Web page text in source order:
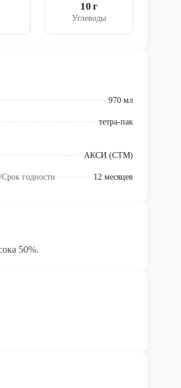
10 г
Углеводы
970 мл
тетра-пак
АКСИ (СТМ)
годности 12 месяцев
50%.